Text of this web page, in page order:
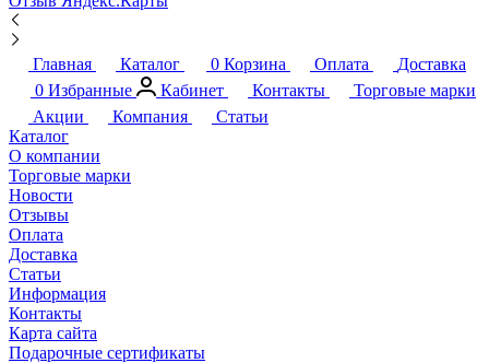
Главная Каталог 0 Корзина Оплата
Доставка
0 Избранные Кабинет Контакты
Торговые марки
Акции
Компания
Статьи
Каталог
О компании
Торговые марки
Новости
Отзывы
Оплата
Доставка
Статьи
Информация
Контакты
Карта сайта
Подарочные сертификаты